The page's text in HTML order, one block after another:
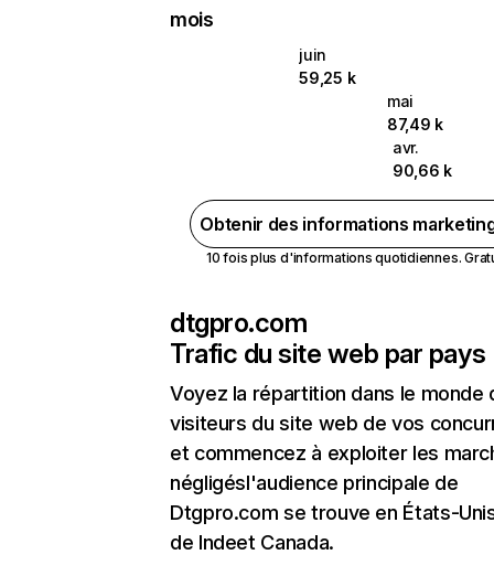
mois
juin
59,25 k
mai
87,49 k
avr.
90,66 k
Obtenir des informations
10 fois plus d'informations quotidiennes.
dtgpro.com
Trafic du site web par pays
Voyez la répartition dans le monde
visiteurs du site web de vos
et commencez à exploiter les
négligésl'audience principale de
Dtgpro.com se trouve en États-
de Indeet Canada.